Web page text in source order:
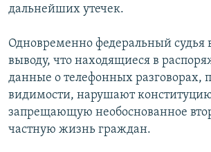
дальнейших утечек.
Одновременно федеральный
выводу, что находящиеся в
данные о телефонных разговорах,
видимости, нарушают
запрещающую необоснованное
частную жизнь граждан.